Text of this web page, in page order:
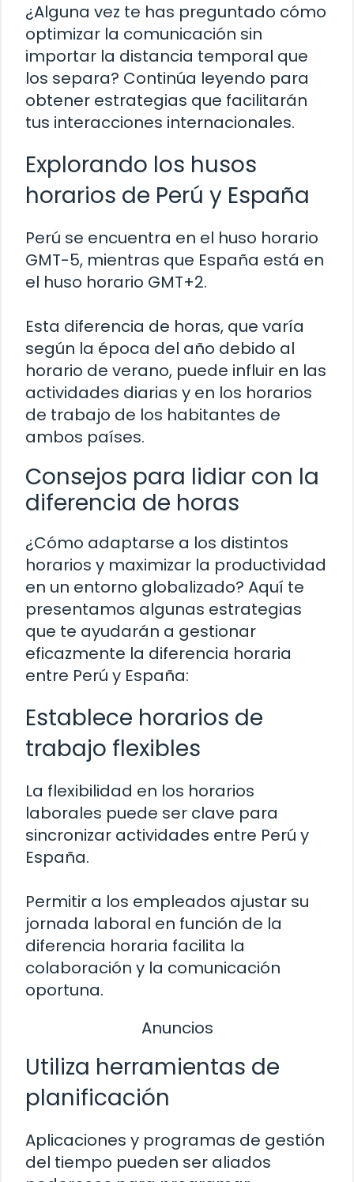
¿Alguna vez te has preguntado cómo
optimizar la comunicación sin
importar la distancia temporal que
los separa? Continúa leyendo para
obtener estrategias que facilitarán
tus interacciones internacionales.
Explorando los husos
horarios de Perú y España
Perú se encuentra en el huso horario
GMT-5, mientras que España está en
el huso horario GMT+2.
Esta diferencia de horas, que varía
según la época del año debido al
horario de verano, puede influir en las
actividades diarias y en los horarios
de trabajo de los habitantes de
ambos países.
Consejos para lidiar con la
diferencia de horas
¿Cómo adaptarse a los distintos
horarios y maximizar la productividad
en un entorno globalizado? Aquí te
presentamos algunas estrategias
que te ayudarán a gestionar
eficazmente la diferencia horaria
entre Perú y España:
Establece horarios de
trabajo flexibles
La flexibilidad en los horarios
laborales puede ser clave para
sincronizar actividades entre Perú y
España.
Permitir a los empleados ajustar su
jornada laboral en función de la
diferencia horaria facilita la
colaboración y la comunicación
oportuna.
Anuncios
Utiliza herramientas de
planificación
Aplicaciones y programas de gestión
del tiempo pueden ser aliados